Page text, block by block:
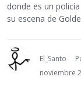
donde es un
su escena de
El_Santo
noviembre